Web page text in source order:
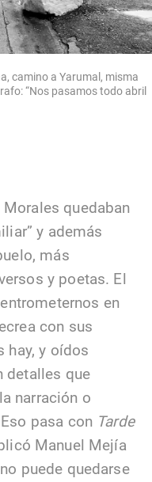
camino a Yarumal, misma
“Nos pasamos todo abril
quedaban
y además
más
y poetas. El
en
con sus
hay, y oídos
detalles que
narración o
pasa con Tarde
Manuel Mejía
puede quedarse